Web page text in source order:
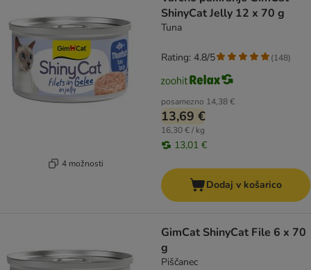
4 možnosti
ShinyCat Jelly 12 x 70 g
Tuna
posamezno 14,38 €
13,69 €
16,30 € / kg
13,01 €
Rating: 4.8/5 (148)
Dodaj v košarico
GimCat ShinyCat File 6 x 70
g
Piščanec